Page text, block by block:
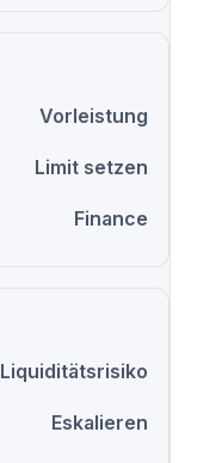
Vorleistung
Limit setzen
Finance
Liquiditätsrisiko
Eskalieren